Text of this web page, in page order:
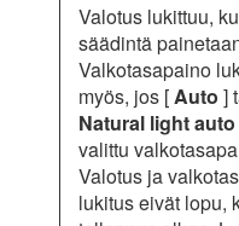
Valotus lukittuu,
säädintä
Valkotasapaino
myös, jos [Auto ]
Natural light auto
valittu
Valotus ja
lukitus eivät lopu,